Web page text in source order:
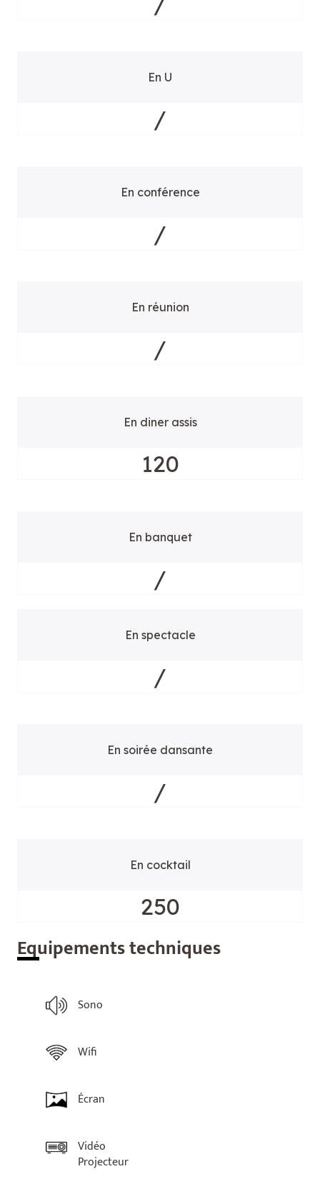
En U
/
En conférence
/
En réunion
/
En diner assis
120
En banquet
/
En spectacle
/
En soirée dansante
/
En cocktail
250
Equipements techniques
Sono
Wifi
Écran
Vidéo
Projecteur